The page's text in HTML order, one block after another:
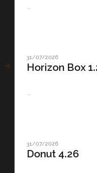
...
31/07/2026
Horizon Box
...
31/07/2026
Donut 4.26